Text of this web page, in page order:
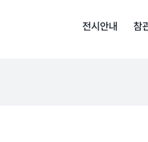
전시안내 참